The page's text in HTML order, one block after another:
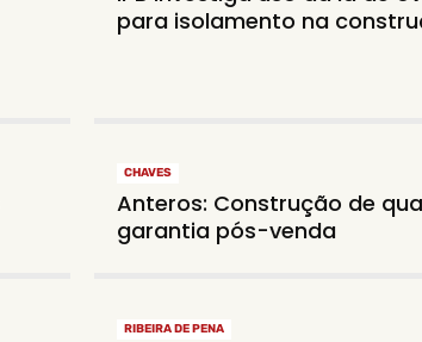
para isolamento na
CHAVES
Anteros: Construção de
garantia pós-venda
RIBEIRA DE PENA